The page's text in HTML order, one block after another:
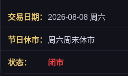
2026-08-08 周六
周六周末休市
闭市